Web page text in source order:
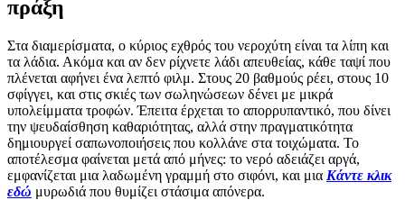
πράξη
Στα διαμερίσματα, ο κύριος εχθρός του νεροχύτη είναι τα λίπη και
τα λάδια. Ακόμα και αν δεν ρίχνετε λάδι απευθείας, κάθε ταψί που
πλένεται αφήνει ένα λεπτό φιλμ. Στους 20 βαθμούς ρέει, στους 10
σφίγγει, και στις σκιές των σωληνώσεων δένει με μικρά
υπολείμματα τροφών. Έπειτα έρχεται το απορρυπαντικό, που δίνει
την ψευδαίσθηση καθαριότητας, αλλά στην πραγματικότητα
δημιουργεί σαπωνοποιήσεις που κολλάνε στα τοιχώματα. Το
αποτέλεσμα φαίνεται μετά από μήνες: το νερό αδειάζει αργά,
εμφανίζεται μια λαδωμένη γραμμή στο σιφόνι, και μια Κάντε κλικ
εδώ μυρωδιά που θυμίζει στάσιμα απόνερα.